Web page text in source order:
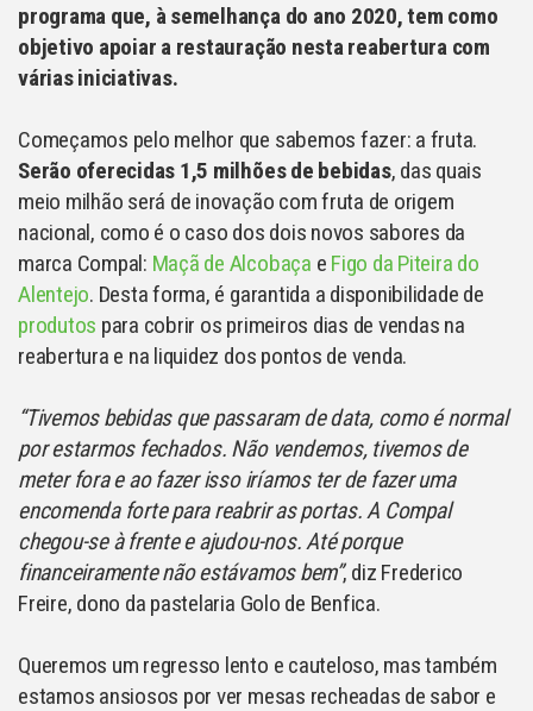
programa que, à semelhança do ano 2020, tem como
objetivo apoiar a restauração nesta reabertura com
várias iniciativas.
Começamos pelo melhor que sabemos fazer: a fruta.
Serão oferecidas 1,5 milhões de bebidas, das quais
meio milhão será de inovação com fruta de origem
nacional, como é o caso dos dois novos sabores da
marca Compal: Maçã de Alcobaça e Figo da Piteira do
Alentejo. Desta forma, é garantida a disponibilidade de
produtos para cobrir os primeiros dias de vendas na
reabertura e na liquidez dos pontos de venda.
“Tivemos bebidas que passaram de data, como é normal
por estarmos fechados. Não vendemos, tivemos de
meter fora e ao fazer isso iríamos ter de fazer uma
encomenda forte para reabrir as portas. A Compal
chegou-se à frente e ajudou-nos. Até porque
financeiramente não estávamos bem”, diz Frederico
Freire, dono da pastelaria Golo de Benfica.
Queremos um regresso lento e cauteloso, mas também
estamos ansiosos por ver mesas recheadas de sabor e